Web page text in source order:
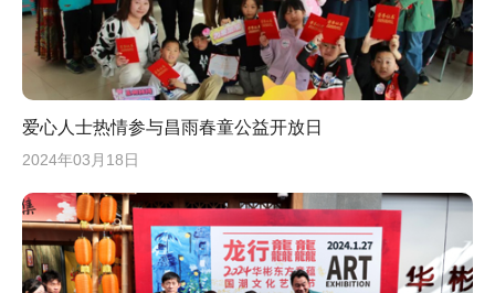
爱心人士热情参与昌雨春童公益开放日
2024年03月18日